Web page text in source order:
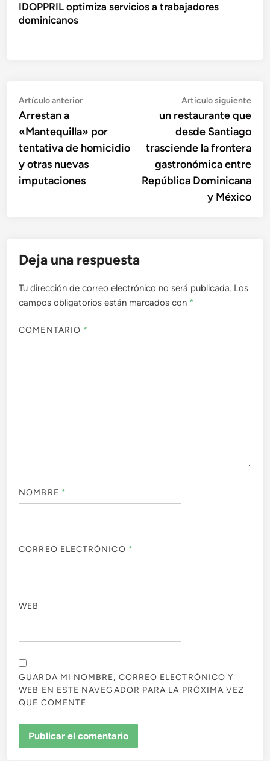
IDOPPRIL optimiza servicios a trabajadores
dominicanos
Navegación
de
entradas
Artículo anteriorArtículo
Arrestan a
«Mantequilla» por
tentativa de homicidio
y otras nuevas
imputaciones
Artículo siguiente
un restaurante que
desde Santiago
trasciende la frontera
gastronómica entre
República Dominicana
y México
Deja una respuesta
Tu dirección de correo electrónico no será publicada. Los
campos obligatorios están marcados con *
COMENTARIO *
NOMBRE *
CORREO ELECTRÓNICO *
WEB
GUARDA MI NOMBRE, CORREO ELECTRÓNICO Y
WEB EN ESTE NAVEGADOR PARA LA PRÓXIMA VEZ
QUE COMENTE.